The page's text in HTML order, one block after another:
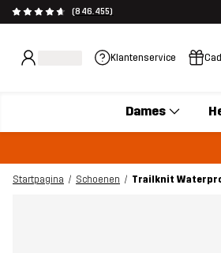
(846.455)
Klantenservice
Dames
Startpagina Schoenen
Trailknit